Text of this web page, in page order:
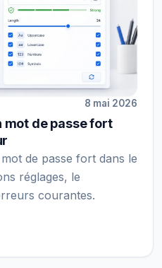
8 mai 2026
mot de passe fort
de passe fort dans le
réglages, le
courantes.